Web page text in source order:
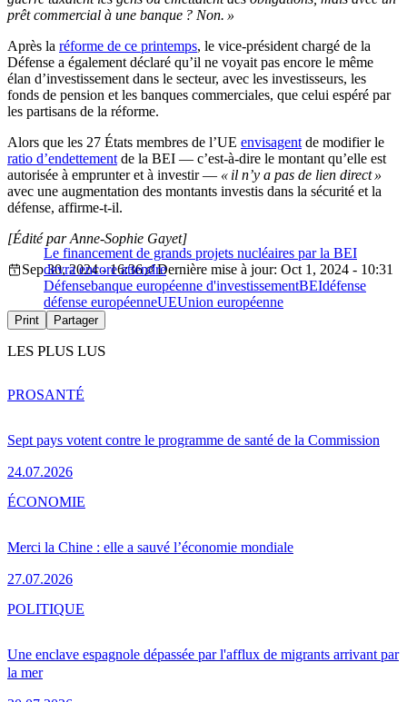
prêt commercial à une banque ? Non. »
Après la réforme de ce printemps, le vice-président chargé de la
Défense a également déclaré qu’il ne voyait pas encore le même
élan d’investissement dans le secteur, avec les investisseurs, les
fonds de pension et les banques commerciales, que celui espéré par
les partisans de la réforme.
Alors que les 27 États membres de l’UE envisagent de modifier le
ratio d’endettement de la BEI — c’est-à-dire le montant qu’elle est
autorisée à emprunter et à investir — « il n’y a pas de lien direct »
avec une augmentation des montants investis dans la sécurité et la
défense, affirme-t-il.
Le financement de grands projets nucléaires par la BEI
devra encore attendre
[Édité par Anne-Sophie Gayet]
Sep 30, 2024 - 16:36
Dernière mise à jour: Oct 1, 2024 - 10:31
Défensebanque européenne d'investissementBEIdéfense
défense européenneUEUnion européenne
Print Partager
LES PLUS LUS
Sept pays votent contre le programme de santé de la Commission
24.07.2026
PROSANTÉ
Merci la Chine : elle a sauvé l’économie mondiale
27.07.2026
ÉCONOMIE
Une enclave espagnole dépassée par l'afflux de migrants arrivant par
la mer
POLITIQUE